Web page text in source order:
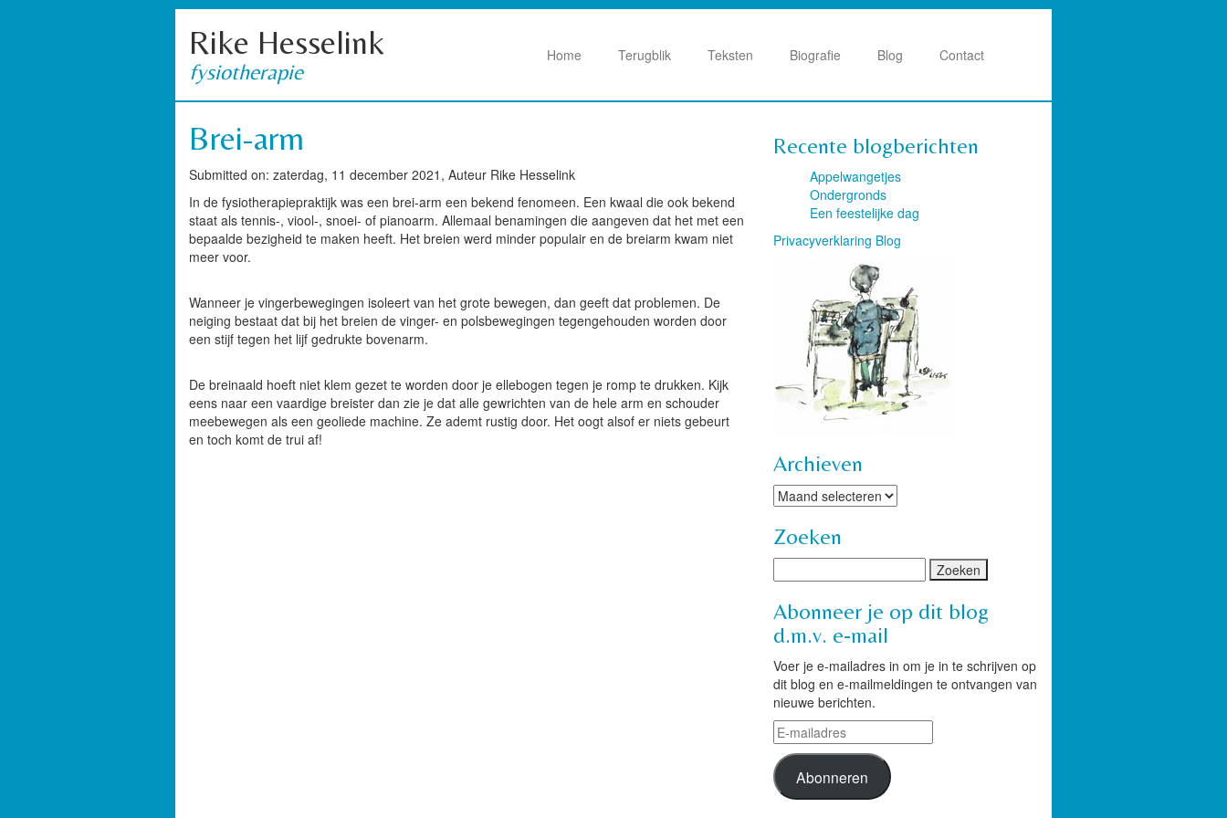
Rike Hesselink
fysiotherapie
Home Terugblik Teksten Biografie Blog Contact
Brei-arm
Submitted on: zaterdag, 11 december 2021, Auteur Rike Hesselink
In de fysiotherapiepraktijk was een brei-arm een bekend fenomeen. Een kwaal die ook bekend
staat als tennis-, viool-, snoei- of pianoarm. Allemaal benamingen die aangeven dat het met een
bepaalde bezigheid te maken heeft. Het breien werd minder populair en de breiarm kwam niet
meer voor.
Wanneer je vingerbewegingen isoleert van het grote bewegen, dan geeft dat problemen. De
neiging bestaat dat bij het breien de vinger- en polsbewegingen tegengehouden worden door
een stijf tegen het lijf gedrukte bovenarm.
De breinaald hoeft niet klem gezet te worden door je ellebogen tegen je romp te drukken. Kijk
eens naar een vaardige breister dan zie je dat alle gewrichten van de hele arm en schouder
meebewegen als een geoliede machine. Ze ademt rustig door. Het oogt alsof er niets gebeurt
en toch komt de trui af!
Recente blogberichten
Appelwangetjes
Ondergronds
Een feestelijke dag
Privacyverklaring Blog
Archieven
Archieven
Zoeken
Abonneer je op dit blog
d.m.v. e-mail
Voer je e-mailadres in om je in te schrijven op
dit blog en e-mailmeldingen te ontvangen van
nieuwe berichten.
E-
mailadres
Abonneren